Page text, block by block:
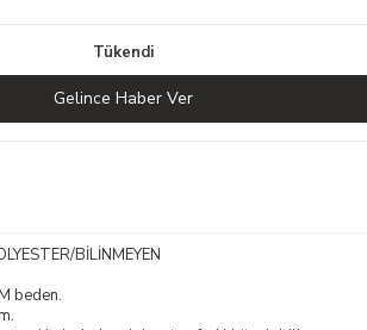
Tükendi
Gelince Haber Ver
BİLİNMEYEN
beden.